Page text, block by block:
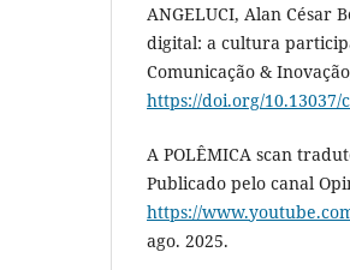
ANGELUCI, Alan César
digital: a cultura
Comunicação &
https://doi.org/10.13037/
A POLÊMICA scan
Publicado pelo canal
https://
ago. 2025.